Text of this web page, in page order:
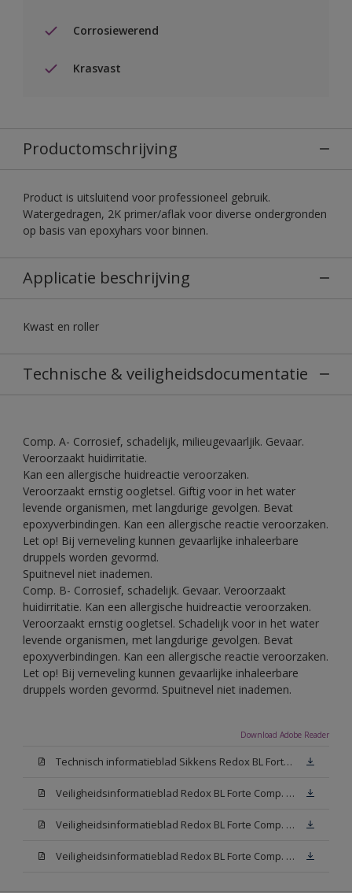
Corrosiewerend
Krasvast
Productomschrijving
Product is uitsluitend voor professioneel gebruik.
Watergedragen, 2K primer/aflak voor diverse ondergronden
op basis van epoxyhars voor binnen.
Applicatie beschrijving
Kwast en roller
Technische & veiligheidsdocumentatie
Comp. A- Corrosief, schadelijk, milieugevaarljik. Gevaar.
Veroorzaakt huidirritatie.
Kan een allergische huidreactie veroorzaken.
Veroorzaakt ernstig oogletsel. Giftig voor in het water
levende organismen, met langdurige gevolgen. Bevat
epoxyverbindingen. Kan een allergische reactie veroorzaken.
Let op! Bij verneveling kunnen gevaarlijke inhaleerbare
druppels worden gevormd.
Spuitnevel niet inademen.
Comp. B- Corrosief, schadelijk. Gevaar. Veroorzaakt
huidirritatie. Kan een allergische huidreactie veroorzaken.
Veroorzaakt ernstig oogletsel. Schadelijk voor in het water
levende organismen, met langdurige gevolgen. Bevat
epoxyverbindingen. Kan een allergische reactie veroorzaken.
Let op! Bij verneveling kunnen gevaarlijke inhaleerbare
druppels worden gevormd. Spuitnevel niet inademen.
Download Adobe Reader
Technisch informatieblad Sikkens Redox BL Forte (PDF)
Veiligheidsinformatieblad Redox BL Forte Comp. B (MSDS)
Veiligheidsinformatieblad Redox BL Forte Comp. -A W05 (MSDS)
Veiligheidsinformatieblad Redox BL Forte Comp. -A N00 (MSDS)